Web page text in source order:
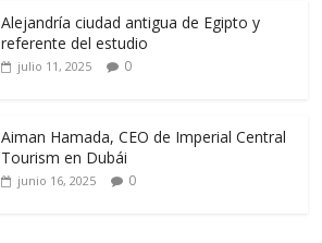
Alejandría ciudad antigua de Egipto y
referente del estudio
julio 11, 2025 0
Aiman Hamada, CEO de Imperial Central
Tourism en Dubái
junio 16, 2025 0